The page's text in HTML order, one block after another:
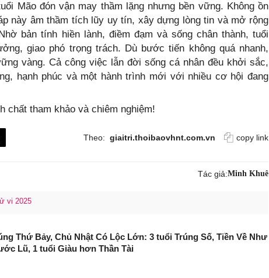
Mão đón vận may thầm lặng nhưng bền vững. Không ồn
này âm thầm tích lũy uy tín, xây dựng lòng tin và mở rộng
bản tính hiền lành, điềm đạm và sống chân thành, tuổi
giao phó trọng trách. Dù bước tiến không quá nhanh,
vàng. Cả công việc lẫn đời sống cá nhân đều khởi sắc,
hạnh phúc và một hành trình mới với nhiều cơ hội đang
chất tham khảo và chiêm nghiệm!
Theo: giaitri.thoibaovhnt.com.vn copy link
Tác giả:Minh Khuê
vi 2025
Thứ Bảy, Chủ Nhật Có Lộc Lớn: 3 tuổi Trúng Số, Tiền Về Như
Lũ, 1 tuổi Giàu hơn Thần Tài